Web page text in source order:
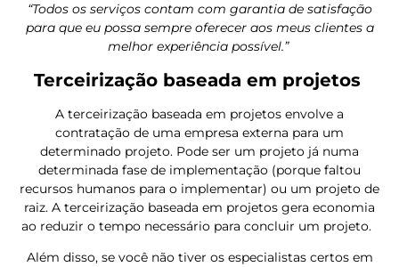
“Todos os serviços contam com garantia de satisfação
para que eu possa sempre oferecer aos meus clientes a
melhor experiência possível.”
Terceirização baseada em projetos
A terceirização baseada em projetos envolve a
contratação de uma empresa externa para um
determinado projeto. Pode ser um projeto já numa
determinada fase de implementação (porque faltou
recursos humanos para o implementar) ou um projeto de
raiz. A terceirização baseada em projetos gera economia
ao reduzir o tempo necessário para concluir um projeto.
Além disso, se você não tiver os especialistas certos em